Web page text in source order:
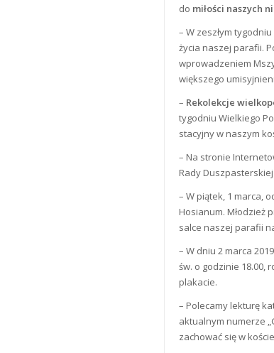
do miłości naszych
– W zeszłym
życia naszej parafii.
wprowadzeniem
większego
– Rekolekcje
tygodniu Wielkiego
stacyjny w naszym
– Na stronie
Rady
– W piątek, 1 marca,
Hosianum. Młodzież
salce naszej parafii
– W dniu 2 marca
św. o godzinie 18.00,
plakacie.
– Polecamy lekturę
aktualnym numerze
zachować się w